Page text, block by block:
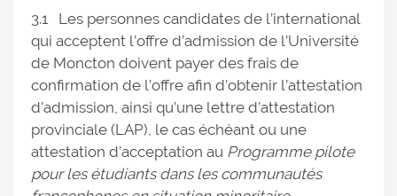
3.1 Les personnes candidates de l’international
qui acceptent l’offre d’admission de l’Université
de Moncton doivent payer des frais de
confirmation de l’offre afin d’obtenir l’attestation
d’admission, ainsi qu’une lettre d’attestation
provinciale (LAP), le cas échéant ou une
attestation d’acceptation au Programme pilote
pour les étudiants dans les communautés